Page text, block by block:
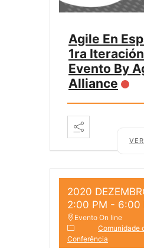
Agile En
1ra
Evento By
Alliance
2020
2:00 PM - 6:00
Evento On line
Comunidade
Conferência